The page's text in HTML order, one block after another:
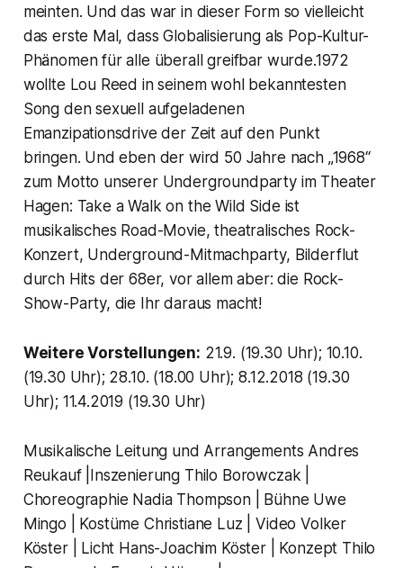
meinten. Und das war in dieser Form so vielleicht
das erste Mal, dass Globalisierung als Pop-Kultur-
Phänomen für alle überall greifbar wurde.1972
wollte Lou Reed in seinem wohl bekanntesten
Song den sexuell aufgeladenen
Emanzipationsdrive der Zeit auf den Punkt
bringen. Und eben der wird 50 Jahre nach „1968“
zum Motto unserer Undergroundparty im Theater
Hagen: Take a Walk on the Wild Side ist
musikalisches Road-Movie, theatralisches Rock-
Konzert, Underground-Mitmachparty, Bilderflut
durch Hits der 68er, vor allem aber: die Rock-
Show-Party, die Ihr daraus macht!
Weitere Vorstellungen: 21.9. (19.30 Uhr); 10.10.
(19.30 Uhr); 28.10. (18.00 Uhr); 8.12.2018 (19.30
Uhr); 11.4.2019 (19.30 Uhr)
Musikalische Leitung und Arrangements Andres
Reukauf |Inszenierung Thilo Borowczak |
Choreographie Nadia Thompson | Bühne Uwe
Mingo | Kostüme Christiane Luz | Video Volker
Köster | Licht Hans-Joachim Köster | Konzept Thilo